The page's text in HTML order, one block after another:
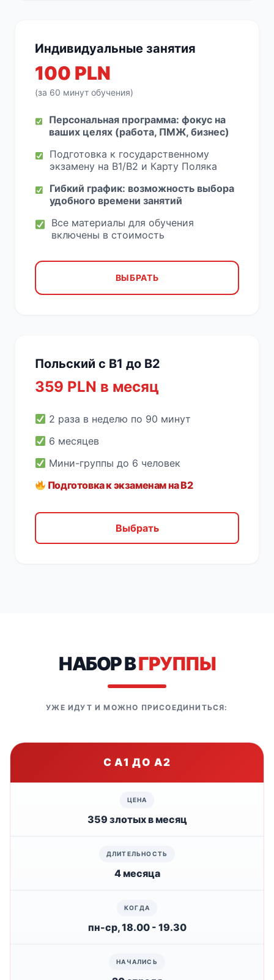
Индивидуальные занятия
100 PLN
(за 60 минут обучения)
Персональная программа: фокус на
ваших целях (работа, ПМЖ, бизнес)
Подготовка к государственному
экзамену на B1/B2 и Карту Поляка
Гибкий график: возможность выбора
удобного времени занятий
Все материалы для обучения
включены в стоимость
ВЫБРАТЬ
Польский с B1 до B2
359 PLN в месяц
2 раза в неделю по 90 минут
6 месяцев
Мини-группы до 6 человек
Подготовка к экзаменам на B2
Выбрать
НАБОР ВГРУППЫ
УЖЕ ИДУТ И МОЖНО ПРИСОЕДИНИТЬСЯ:
С A1 ДО A2
359 злотых в месяц
4 месяца
пн-ср, 18.00 - 19.30